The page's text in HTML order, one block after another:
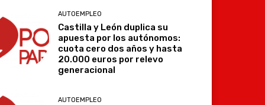
AUTOEMPLEO
Castilla y León duplica su
apuesta por los autónomos:
cuota cero dos años y hasta
20.000 euros por relevo
generacional
AUTOEMPLEO